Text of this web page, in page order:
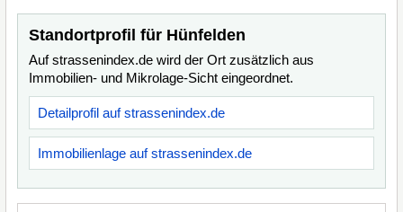
Standortprofil für Hünfelden
Auf strassenindex.de wird der Ort zusätzlich aus
Immobilien- und Mikrolage-Sicht eingeordnet.
Detailprofil auf strassenindex.de
Immobilienlage auf strassenindex.de